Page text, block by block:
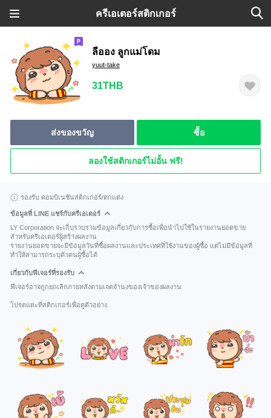
ครีเอเตอร์สติกเกอร์
ลีออง ลูกแม่โดม
yuut-take
31THB
ส่งของขวัญ ซื้อ
ลองใช้สติกเกอร์ไม่อั้น ฟรี!
รองรับ คอมบิเนชันสติกเกอร์/ตกแต่ง
ข้อมูลที่ LINE แชร์กับครีเอเตอร์
LY Corporation จะเก็บรวบรวมข้อมูลเกี่ยวกับการซื้อเพื่อนำไปใช้ในรายงานยอดขาย
สำหรับครีเอเตอร์ผู้สร้างผลงาน
รายงานยอดขายจะมีข้อมูลวันที่ซื้อผลงานและประเทศที่ใช้งานของผู้ซื้อ แต่ไม่มีข้อมูลที่
ทำให้สามารถระบุตัวตนผู้ซื้อได้
เกี่ยวกับฟีเจอร์ที่รองรับ
ฟีเจอร์อาจถูกยกเลิกภายหลังตามเจตจำนงของเจ้าของผลงาน
โปรดแตะที่สติกเกอร์เพื่อดูตัวอย่าง